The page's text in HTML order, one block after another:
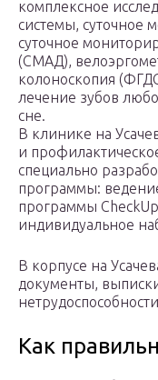
комплексное
системы, суточное
суточное
(СМАД),
колоноскопия
лечение зубов
сне.
В клинике на
и
специально
программы:
программы
индивидуальное
В корпусе на
документы,
Как